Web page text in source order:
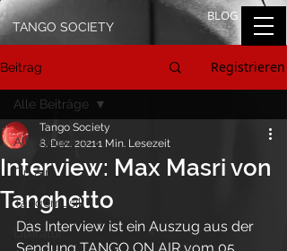
BLOG
TANGO SOCIETY
Beitrag Registrieren
Alle Beiträge
On Air
Tangomusik
Literatur
Alle Beiträge
Interview: Max Masri von
Tanghetto
Tango Society
8. Dez. 20211 Min. Lesezeit
Das Interview ist ein Auszug aus der